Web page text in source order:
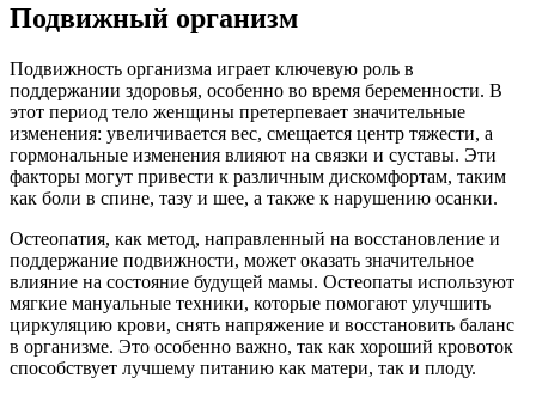
Подвижный организм
Подвижность организма играет ключевую роль в
поддержании здоровья, особенно во время беременности. В
этот период тело женщины претерпевает значительные
изменения: увеличивается вес, смещается центр тяжести, а
гормональные изменения влияют на связки и суставы. Эти
факторы могут привести к различным дискомфортам, таким
как боли в спине, тазу и шее, а также к нарушению осанки.
Остеопатия, как метод, направленный на восстановление и
поддержание подвижности, может оказать значительное
влияние на состояние будущей мамы. Остеопаты используют
мягкие мануальные техники, которые помогают улучшить
циркуляцию крови, снять напряжение и восстановить баланс
в организме. Это особенно важно, так как хороший кровоток
способствует лучшему питанию как матери, так и плоду.